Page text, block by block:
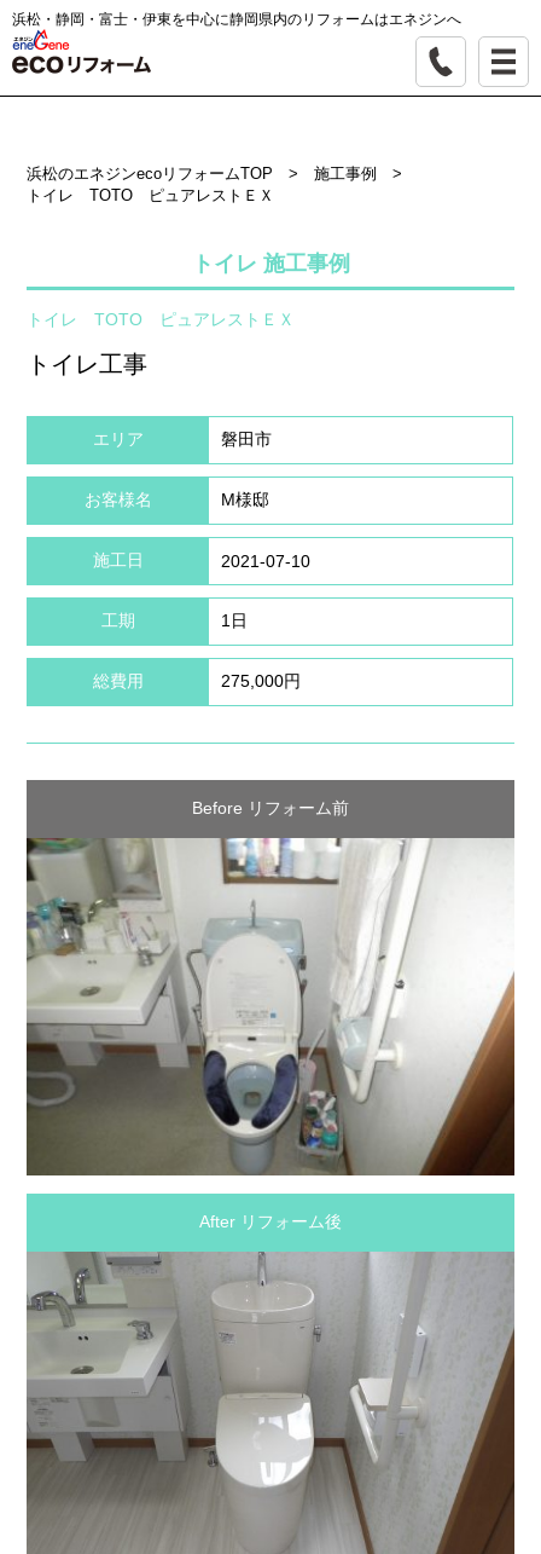
浜松・静岡・富士・伊東を中心に静岡県内のリフォームはエネジンへ
浜松のエネジンecoリフォームTOP >施工事例
>
トイレ TOTO ピュアレストＥＸ
トイレ 施工事例
トイレ TOTO ピュアレストＥＸ
トイレ工事
エリア 磐田市
お客様名 M様邸
施工日 2021-07-10
工期 1日
総費用 275,000円
Before リフォーム前
After リフォーム後